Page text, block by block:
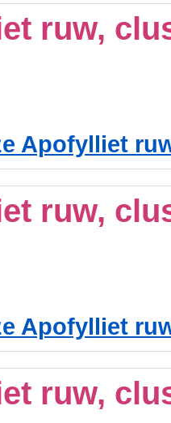
ruw,
Apofylliet
ruw,
Apofylliet
ruw,